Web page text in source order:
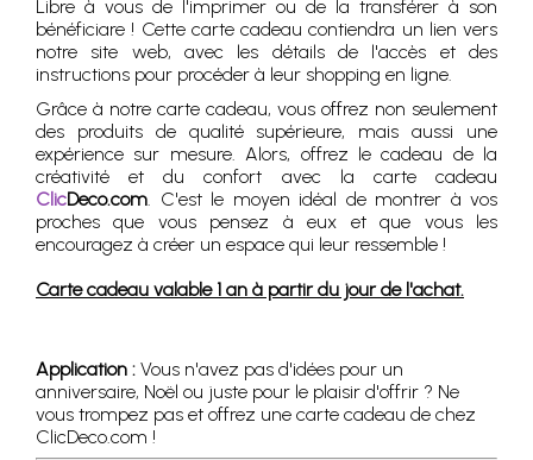
Libre à vous de l'imprimer ou de la transférer à son
bénéficiare ! Cette carte cadeau contiendra un lien vers
notre site web, avec les détails de l'accès et des
instructions pour procéder à leur shopping en ligne.
Grâce à notre carte cadeau, vous offrez non seulement
des produits de qualité supérieure, mais aussi une
expérience sur mesure. Alors, offrez le cadeau de la
créativité et du confort avec la carte cadeau
ClicDeco.com. C'est le moyen idéal de montrer à vos
proches que vous pensez à eux et que vous les
encouragez à créer un espace qui leur ressemble !
Carte cadeau valable 1 an à partir du jour de l'achat.
Application : Vous n'avez pas d'idées pour un
anniversaire, Noël ou juste pour le plaisir d'offrir ? Ne
vous trompez pas et offrez une carte cadeau de chez
ClicDeco.com !